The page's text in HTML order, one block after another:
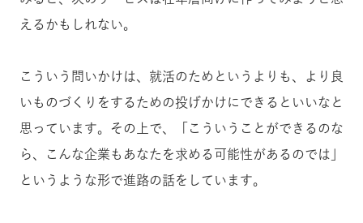
えるかもしれない。
こういう問いかけは、就活のためというよりも、より良
いものづくりをするための投げかけにできるといいなと
思っています。その上で、「こういうことができるのな
ら、こんな企業もあなたを求める可能性があるのでは」
というような形で進路の話をしています。